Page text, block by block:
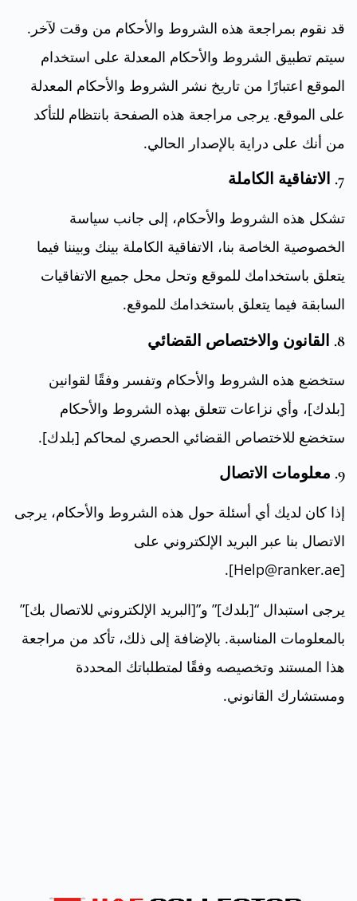
قد نقوم بمراجعة هذه الشروط والأحكام من وقت لآخر.
سيتم تطبيق الشروط والأحكام المعدلة على استخدام
الموقع اعتبارًا من تاريخ نشر الشروط والأحكام المعدلة
على الموقع. يرجى مراجعة هذه الصفحة بانتظام للتأكد
من أنك على دراية بالإصدار الحالي.
7. الاتفاقية الكاملة
تشكل هذه الشروط والأحكام، إلى جانب سياسة
الخصوصية الخاصة بنا، الاتفاقية الكاملة بينك وبيننا فيما
يتعلق باستخدامك للموقع وتحل محل جميع الاتفاقيات
السابقة فيما يتعلق باستخدامك للموقع.
8. القانون والاختصاص القضائي
ستخضع هذه الشروط والأحكام وتفسر وفقًا لقوانين
[بلدك]، وأي نزاعات تتعلق بهذه الشروط والأحكام
ستخضع للاختصاص القضائي الحصري لمحاكم [بلدك].
9. معلومات الاتصال
إذا كان لديك أي أسئلة حول هذه الشروط والأحكام، يرجى
الاتصال بنا عبر البريد الإلكتروني على
[Help@ranker.ae].
يرجى استبدال “[بلدك]” و”[البريد الإلكتروني للاتصال بك]”
بالمعلومات المناسبة. بالإضافة إلى ذلك، تأكد من مراجعة
هذا المستند وتخصيصه وفقًا لمتطلباتك المحددة
ومستشارك القانوني.